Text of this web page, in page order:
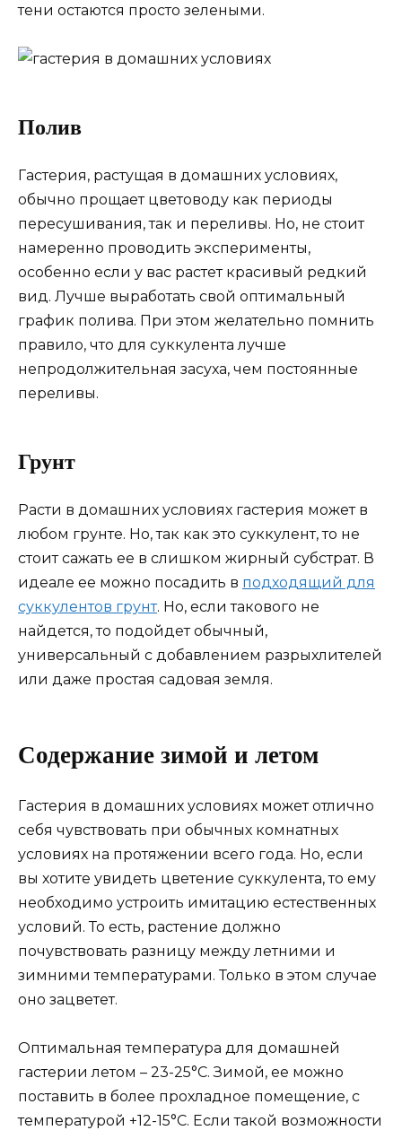
тени остаются просто зелеными.
Полив
Гастерия, растущая в домашних условиях,
обычно прощает цветоводу как периоды
пересушивания, так и переливы. Но, не стоит
намеренно проводить эксперименты,
особенно если у вас растет красивый редкий
вид. Лучше выработать свой оптимальный
график полива. При этом желательно помнить
правило, что для суккулента лучше
непродолжительная засуха, чем постоянные
переливы.
Грунт
Расти в домашних условиях гастерия может в
любом грунте. Но, так как это суккулент, то не
стоит сажать ее в слишком жирный субстрат. В
идеале ее можно посадить в подходящий для
суккулентов грунт. Но, если такового не
найдется, то подойдет обычный,
универсальный с добавлением разрыхлителей
или даже простая садовая земля.
Содержание зимой и летом
Гастерия в домашних условиях может отлично
себя чувствовать при обычных комнатных
условиях на протяжении всего года. Но, если
вы хотите увидеть цветение суккулента, то ему
необходимо устроить имитацию естественных
условий. То есть, растение должно
почувствовать разницу между летними и
зимними температурами. Только в этом случае
оно зацветет.
Оптимальная температура для домашней
гастерии летом – 23-25°С. Зимой, ее можно
поставить в более прохладное помещение, с
температурой +12-15°С. Если такой возможности